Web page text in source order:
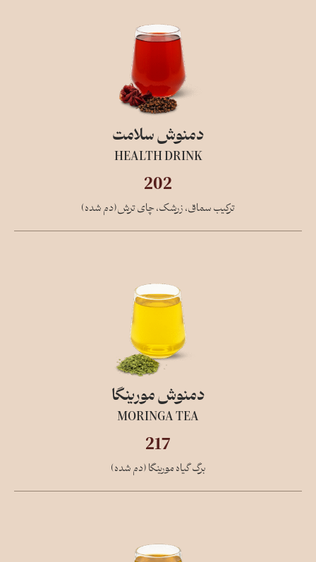
دمنوش سلامت
HEALTH DRINK
202
ترکیب سماق، زرشک، چای ترش(دم شده)
دمنوش مورینگا
MORINGA TEA
217
برگ گیاه مورینگا (دم شده)